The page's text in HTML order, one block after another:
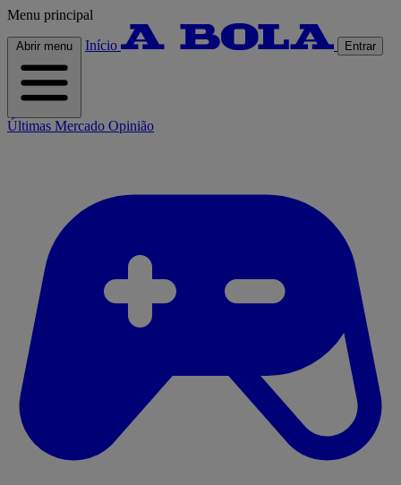
Menu principal
Abrir menu Início Entrar
Últimas Mercado Opinião